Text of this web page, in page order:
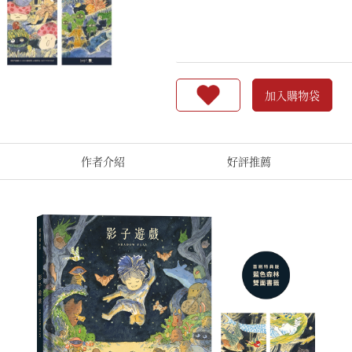
加入購物袋
作者介紹 好評推薦